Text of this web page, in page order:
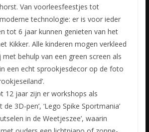
Van voorleesfeestjes tot
technologie: er is voor ieder
tot 6 jaar kunnen genieten van het
Kikker. Alle kinderen mogen verkleed
behulp van een green screen als
een echt sprookjesdecor op de foto
12 jaar zijn er workshops als
de 3D-pen’, ‘Lego Spike Sportmania’
in de Weetjeszee’, waarin